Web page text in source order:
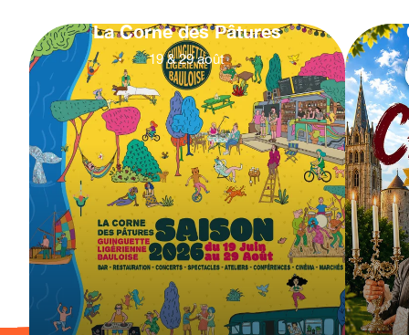
La Corne des Pâtures
19 & 29 août